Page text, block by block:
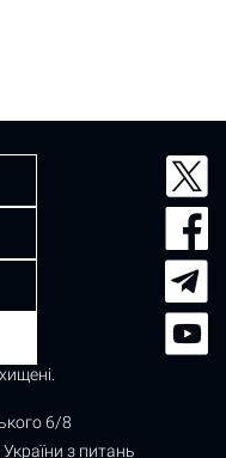
6/8
з питань